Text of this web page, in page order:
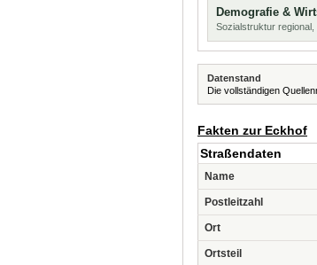
Demografie &
Sozialstruktur
Datenstand
Die vollständigen
Fakten zur Eckhof
Straßendaten
Name
Postleitzahl
Ort
Ortsteil